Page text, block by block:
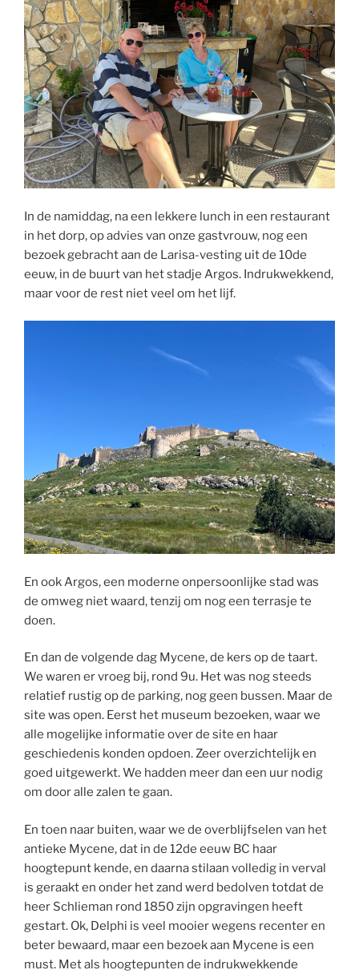
In de namiddag, na een lekkere lunch in een restaurant
in het dorp, op advies van onze gastvrouw, nog een
bezoek gebracht aan de Larisa-vesting uit de 10de
eeuw, in de buurt van het stadje Argos. Indrukwekkend,
maar voor de rest niet veel om het lijf.
En ook Argos, een moderne onpersoonlijke stad was
de omweg niet waard, tenzij om nog een terrasje te
doen.
En dan de volgende dag Mycene, de kers op de taart.
We waren er vroeg bij, rond 9u. Het was nog steeds
relatief rustig op de parking, nog geen bussen. Maar de
site was open. Eerst het museum bezoeken, waar we
alle mogelijke informatie over de site en haar
geschiedenis konden opdoen. Zeer overzichtelijk en
goed uitgewerkt. We hadden meer dan een uur nodig
om door alle zalen te gaan.
En toen naar buiten, waar we de overblijfselen van het
antieke Mycene, dat in de 12de eeuw BC haar
hoogtepunt kende, en daarna stilaan volledig in verval
is geraakt en onder het zand werd bedolven totdat de
heer Schlieman rond 1850 zijn opgravingen heeft
gestart. Ok, Delphi is veel mooier wegens recenter en
beter bewaard, maar een bezoek aan Mycene is een
must. Met als hoogtepunten de indrukwekkende